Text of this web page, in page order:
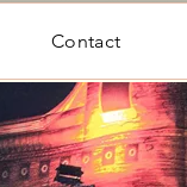
Contact